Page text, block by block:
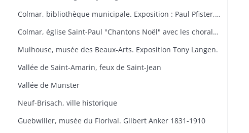
Colmar, bibliothèque municipale. Exposition : Paul Pfister, ex-libris e travaux littéraires.
Colmar, église Saint-Paul "Chantons Noël" avec les chorales "A Cœur Joie" de Colmar, la cantilene, la chanterie de l'école nationale de musique et les chorales scolaires d'Ingersheim.
Mulhouse, musée des Beaux-Arts. Exposition Tony Langen.
Vallée de Saint-Amarin, feux de Saint-Jean
Vallée de Munster
Neuf-Brisach, ville historique
Guebwiller, musée du Florival. Gilbert Anker 1831-1910